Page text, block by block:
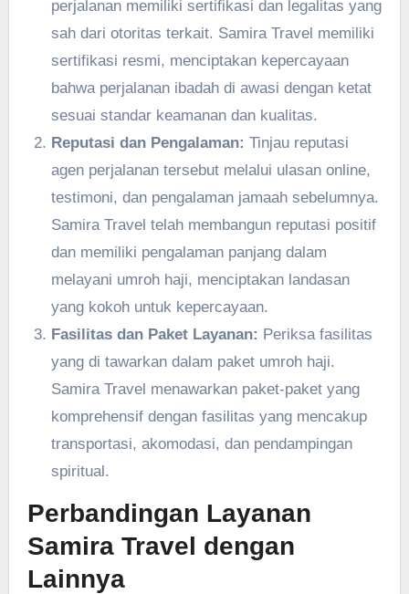
perjalanan memiliki sertifikasi dan legalitas yang
sah dari otoritas terkait. Samira Travel memiliki
sertifikasi resmi, menciptakan kepercayaan
bahwa perjalanan ibadah di awasi dengan ketat
sesuai standar keamanan dan kualitas.
Reputasi dan Pengalaman: Tinjau reputasi
agen perjalanan tersebut melalui ulasan online,
testimoni, dan pengalaman jamaah sebelumnya.
Samira Travel telah membangun reputasi positif
dan memiliki pengalaman panjang dalam
melayani umroh haji, menciptakan landasan
yang kokoh untuk kepercayaan.
Fasilitas dan Paket Layanan: Periksa fasilitas
yang di tawarkan dalam paket umroh haji.
Samira Travel menawarkan paket-paket yang
komprehensif dengan fasilitas yang mencakup
transportasi, akomodasi, dan pendampingan
spiritual.
Perbandingan Layanan
Samira Travel dengan
Lainnya